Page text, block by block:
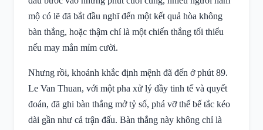
mộ có lẽ đã bắt đầu nghĩ đến một kết quả hòa không
bàn thắng, hoặc thậm chí là một chiến thắng tối thiểu
nếu may mắn mỉm cười.
Nhưng rồi, khoảnh khắc định mệnh đã đến ở phút 89.
Le Van Thuan, với một pha xử lý đầy tinh tế và quyết
đoán, đã ghi bàn thắng mở tỷ số, phá vỡ thế bế tắc kéo
dài gần như cả trận đấu. Bàn thắng này không chỉ là